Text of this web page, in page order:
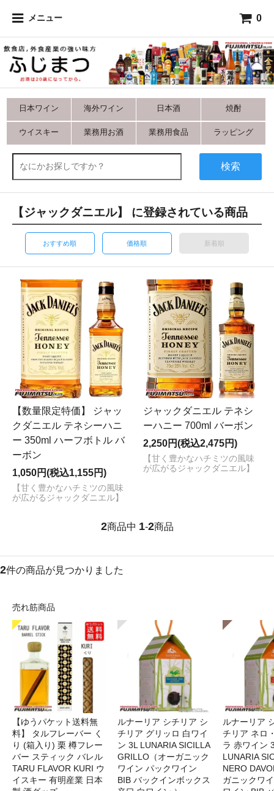
メニュー 0
日本ワイン 海外ワイン 日本酒 焼酎
ウイスキー 業務用お酒 業務用食品 ラッピング
検索
【ジャックダニエル】 に登録されている商品
おすすめ順 価格順 新着順
【数量限定特価】 ジャッ
クダニエル テネシーハニ
ー 350ml ハーフボトル バ
ーボン
1,050円(税込1,155円)
【甘く豊かなハチミツの風味
が広がるジャックダニエル】
ジャックダニエル テネシ
ーハニー 700ml バーボン
2,250円(税込2,475円)
【甘く豊かなハチミツの風味
が広がるジャックダニエル】
2商品中 1-2商品
2件の商品が見つかりました
売れ筋商品
【ゆうパケット送料無
料】 タルフレーバー く
り (箱入り) 栗 樽フレー
バー スティック バレル
TARU FLAVOR KURI ウ
イスキー 有明産業 日本
ルナーリア シチリア シ
チリア グリッロ 白ワイ
ン 3L LUNARIA SICILLA
GRILLO（オーガニック
ワイン パックワイン
BIB バックインボックス
ルナーリア
チリア ネロ
ラ 赤ワイ
LUNARIA
NERO
ガニックワ